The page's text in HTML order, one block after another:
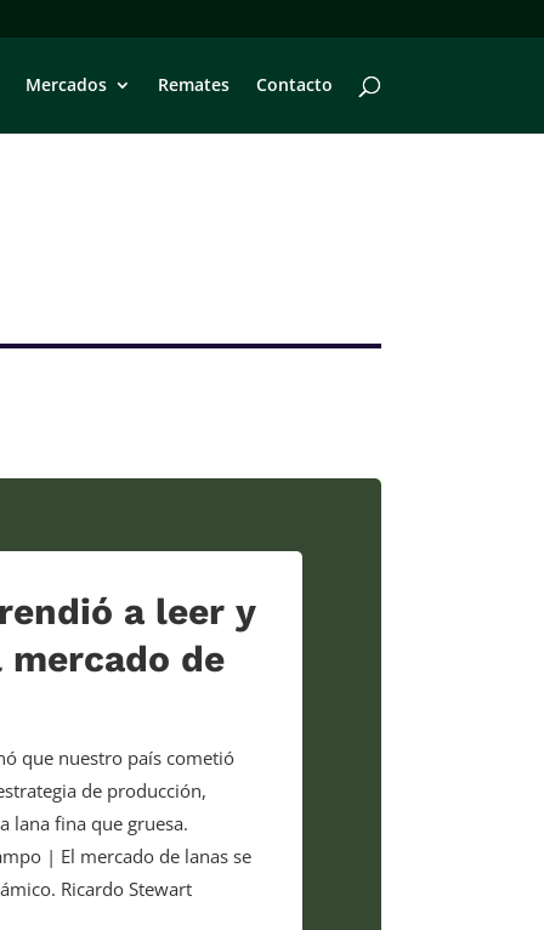
Mercados Remates Contacto
a leer y
de
que nuestro país cometió
de producción,
lana fina que gruesa.
| El mercado de lanas se
Ricardo Stewart